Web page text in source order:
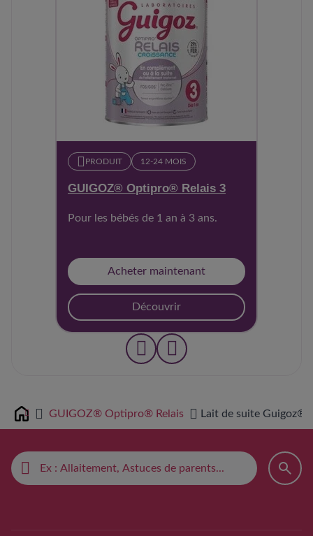
PRODUIT 12-24 MOIS​
GUIGOZ® Optipro® Relais 3
Pour les bébés de 1 an à 3 ans.
Acheter maintenant
Découvrir
Home GUIGOZ® Optipro® Relais Lait de suite Guigoz®